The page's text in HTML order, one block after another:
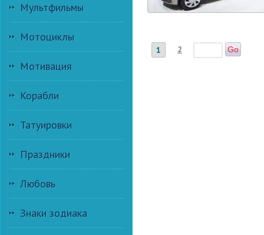
Мультфильмы
Мотоциклы
Мотивация
Корабли
Татуировки
Праздники
Любовь
Знаки зодиака
1 2 Go